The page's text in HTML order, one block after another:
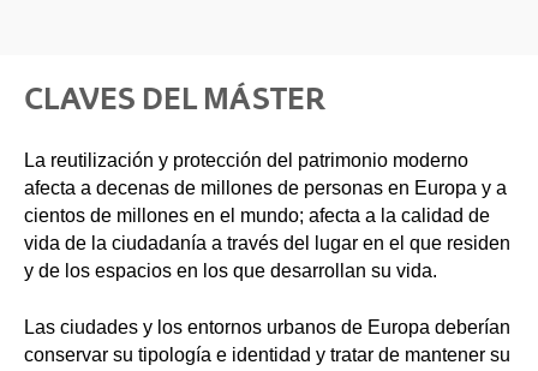
CLAVES DEL MÁSTER
La reutilización y protección del patrimonio moderno
afecta a decenas de millones de personas en Europa y a
cientos de millones en el mundo; afecta a la calidad de
vida de la ciudadanía a través del lugar en el que residen
y de los espacios en los que desarrollan su vida.
Las ciudades y los entornos urbanos de Europa deberían
conservar su tipología e identidad y tratar de mantener su